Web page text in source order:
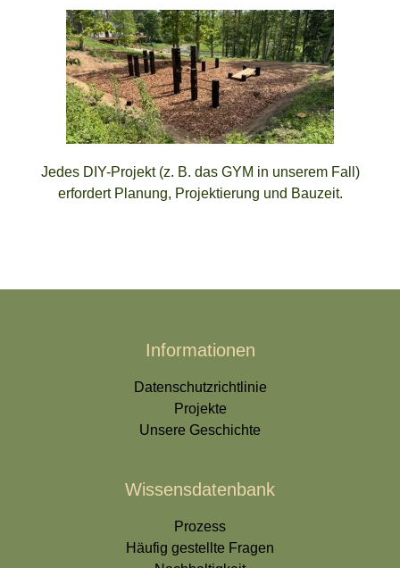
Jedes DIY-Projekt (z. B. das GYM in unserem Fall)
erfordert Planung, Projektierung und Bauzeit.
Informationen
Datenschutzrichtlinie
Projekte
Unsere Geschichte
Wissensdatenbank
Prozess
Häufig gestellte Fragen